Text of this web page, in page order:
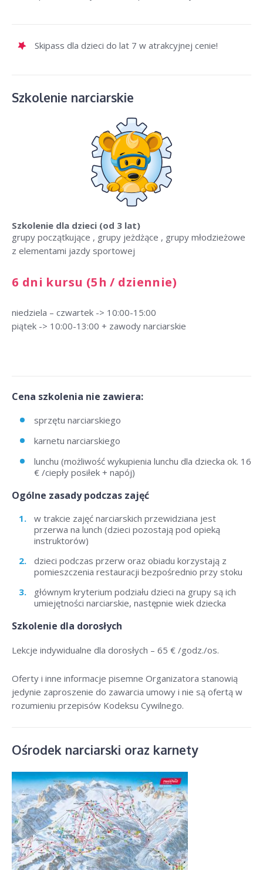
Skipass dla dzieci do lat 7 w atrakcyjnej cenie!
Szkolenie narciarskie
Szkolenie dla dzieci (od 3 lat)
grupy początkujące , grupy jeżdżące , grupy młodzieżowe
z elementami jazdy sportowej
6 dni kursu (5h / dziennie)
niedziela – czwartek -> 10:00-15:00
piątek -> 10:00-13:00 + zawody narciarskie
Cena szkolenia nie zawiera:
sprzętu narciarskiego
karnetu narciarskiego
lunchu (możliwość wykupienia lunchu dla dziecka ok. 16
€ /ciepły posiłek + napój)
Ogólne zasady podczas zajęć
w trakcie zajęć narciarskich przewidziana jest
przerwa na lunch (dzieci pozostają pod opieką
instruktorów)
dzieci podczas przerw oraz obiadu korzystają z
pomieszczenia restauracji bezpośrednio przy stoku
głównym kryterium podziału dzieci na grupy są ich
umiejętności narciarskie, następnie wiek dziecka
Szkolenie dla dorosłych
Lekcje indywidualne dla dorosłych – 65 € /godz./os.
Oferty i inne informacje pisemne Organizatora stanowią
jedynie zaproszenie do zawarcia umowy i nie są ofertą w
rozumieniu przepisów Kodeksu Cywilnego.
Ośrodek narciarski oraz karnety